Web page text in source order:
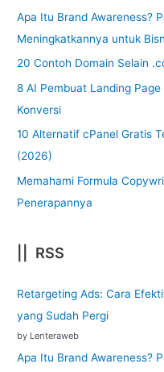
Apa Itu Brand Awareness?
Meningkatkannya untuk
20 Contoh Domain Selain
8 AI Pembuat Landing
Konversi
10 Alternatif cPanel Gratis
(2026)
Memahami Formula
Penerapannya
|| RSS
Retargeting Ads: Cara
yang Sudah Pergi
by Lenteraweb
Apa Itu Brand Awareness?